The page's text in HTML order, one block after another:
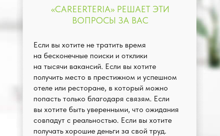
Если вы хотите не тратить время
на бесконечные поиски и отклики
на тысячи вакансий. Если вы хотите
получить место в престижном и успешном
отеле или ресторане, в который можно
попасть только благодаря связям. Если
вы хотите быть уверенными, что ожидания
совпадут с реальностью. Если вы хотите
получать хорошие деньги за свой труд.
«CAREERTERIA» РЕШАЕТ ЭТИ
ВОПРОСЫ ЗА ВАС